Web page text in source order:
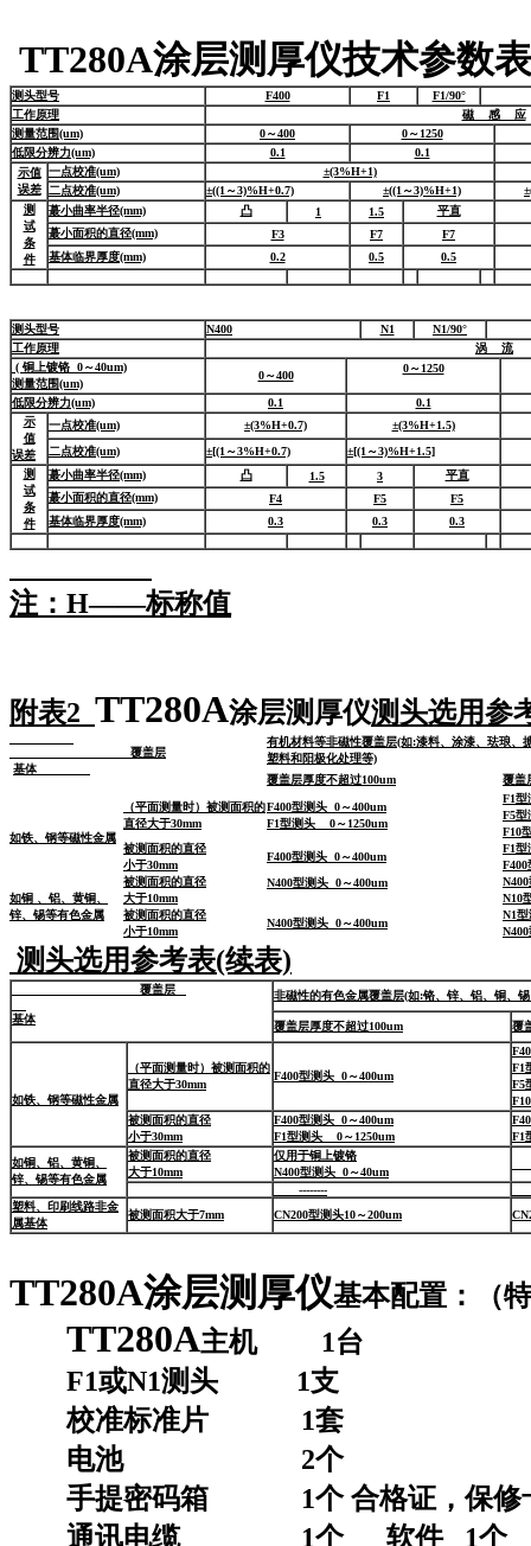
TT280A涂层测厚仪技术参数
测头型号 F400 F1
F1/90°
工作原理
磁 感 应
测量范围(um)
0～400
0～1250
低限分辨力(um)
0.1
0.1
示值
误差
一点校准(um)
±(3%H+1)
二点校准(um)
±((1～3)%H+0.7) ±((1～3)%H+1)
测
试
条
件
蕞小曲率半径(mm) 凸 1 1.5
平直
蕞小面积的直径(mm)
F3 F7
F7
基体临界厚度(mm)
0.2 0.5 0.5
测头型号 N400 N1
N1/90°
工作原理
涡 流
( 铜上镀铬 0～40um)
测量范围(um)
0～400
0～1250
低限分辨力(um) 0.1
0.1
示
值
误差
一点校准(um) ±(3%H+0.7)
±(3%H+1.5)
二点校准(um)
±[(1～3%H+0.7)
±[(1～3)%H+1.5]
测
试
条
件
蕞小曲率半径(mm) 凸 1.5 3
平直
蕞小面积的直径(mm)
F4 F5
F5
基体临界厚度(mm)
0.3 0.3 0.3
注：H——标称值
附表2 TT280A涂层测厚仪测头选用参
覆盖层
基体
有机材料等非磁性覆盖层(如:漆料、涂漆、珐琅、
塑料和阳极化处理等)
覆盖层厚度不超过100um
覆盖
如铁、钢等磁性金属
（平面测量时）被测面积的
直径大于30mm
F400型测头 0～400um
F1型测头 0～1250um
F1
F5
F10
被测面积的直径
小于30mm
F400型测头 0～400um
F1
如铜 、铝、黄铜、
锌、锡等有色金属
被测面积的直径
大于10mm
N400型测头 0～400um
N10
被测面积的直径
小于10mm
N400型测头 0～400um
N1
测头选用参考表(续表)
覆盖层
基体
非磁性的有色金属覆盖层(如:铬、锌、铝、铜、
覆盖层厚度不超过100um 覆
如铁、钢等磁性金属
（平面测量时）被测面积的
直径大于30mm
F400型测头 0～400um
F1
F5
被测面积的直径
小于30mm
F400型测头 0～400um
F1型测头 0～1250um
F1
如铜、铝、黄铜、
锌、锡等有色金属
被测面积的直径
大于10mm
仅用于铜上镀铬
N400型测头 0～40um
--------
塑料、印刷线路非金
属基体
被测面积大于7mm CN200型测头10～200um
TT280A涂层测厚仪基本配置：（
TT280A主机 1台
F1或N1测头 1支
校准标准片 1套
电池 2个
手提密码箱 1个 合格证，保修卡
通讯电缆 1个 软件 1个